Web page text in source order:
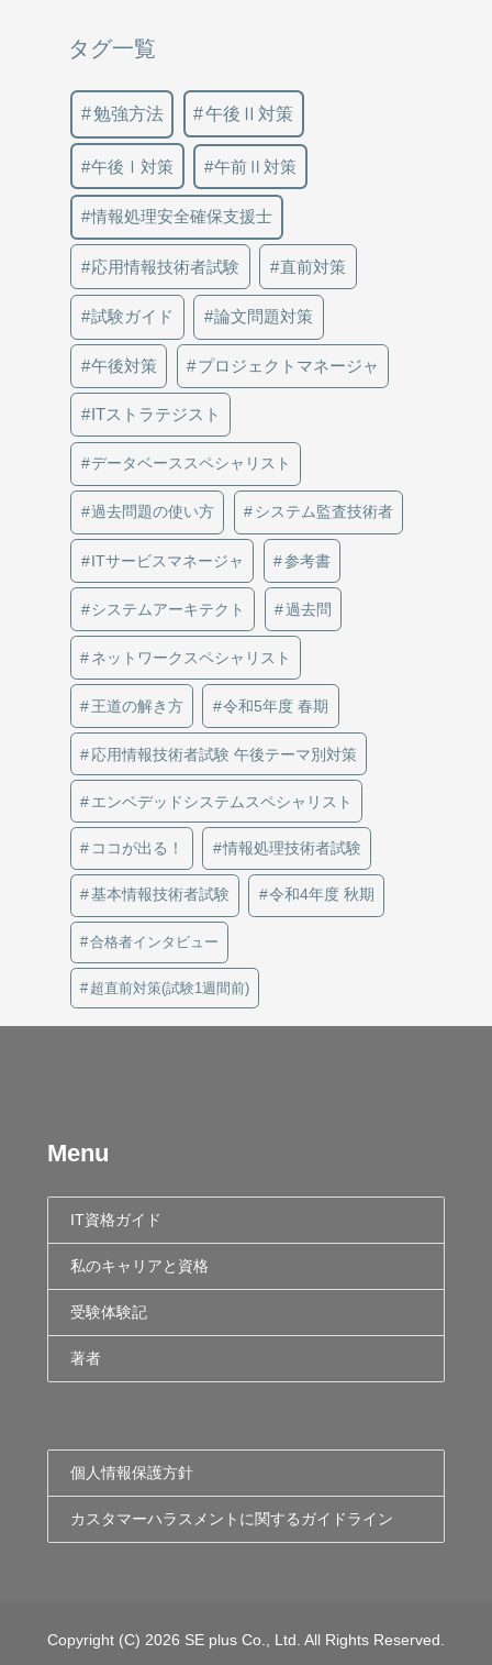
タグ一覧
勉強方法 午後Ⅱ対策
午後Ⅰ対策 午前Ⅱ対策
情報処理安全確保支援士
応用情報技術者試験 直前対策
試験ガイド 論文問題対策
午後対策 プロジェクトマネージャ
ITストラテジスト
データベーススペシャリスト
過去問題の使い方 システム監査技術者
ITサービスマネージャ 参考書
システムアーキテクト 過去問
ネットワークスペシャリスト
王道の解き方 令和5年度 春期
応用情報技術者試験 午後テーマ別対策
エンベデッドシステムスペシャリスト
ココが出る！ 情報処理技術者試験
基本情報技術者試験 令和4年度 秋期
合格者インタビュー
超直前対策(試験1週間前)
Menu
IT資格ガイド
私のキャリアと資格
受験体験記
著者
個人情報保護方針
カスタマーハラスメントに関するガイドライン
Copyright (C) 2026 SE plus Co., Ltd. All Rights Reserved.